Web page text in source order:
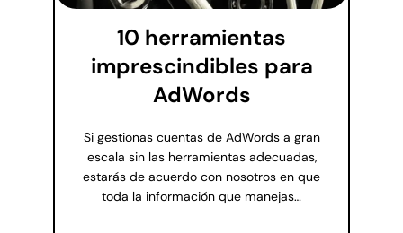
10 herramientas
imprescindibles para
AdWords
Si gestionas cuentas de AdWords a gran
escala sin las herramientas adecuadas,
estarás de acuerdo con nosotros en que
toda la información que manejas…